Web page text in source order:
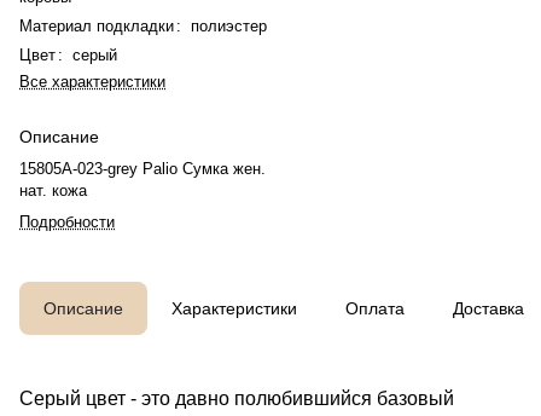
Материал подкладки : полиэстер
Цвет : серый
Все характеристики
Описание
15805A-023-grey Palio Сумка жен.
нат. кожа
Подробности
Описание Характеристики Оплата Доставка
Серый цвет - это давно полюбившийся базовый